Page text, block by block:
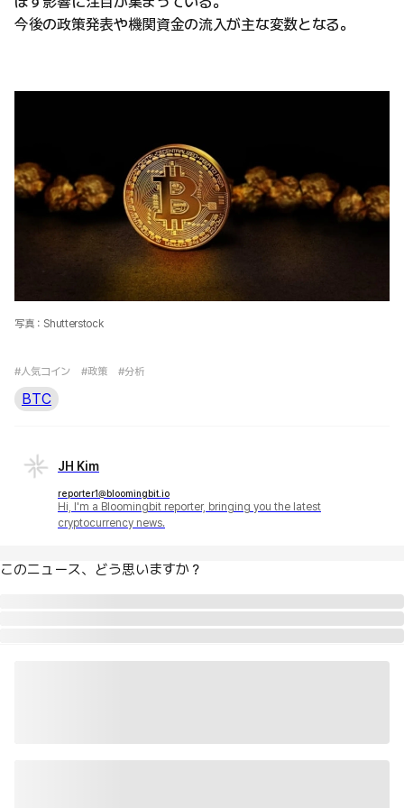
今後の政策発表や機関資金の流入が主な変数となる。
写真：Shutterstock
#人気コイン #政策 #分析
BTC
JH Kim
reporter1@bloomingbit.io
Hi, I'm a Bloomingbit reporter, bringing you the latest
cryptocurrency news.
このニュース、どう思いますか？